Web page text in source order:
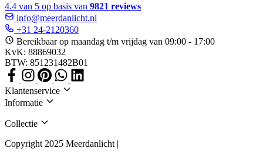
4.4 van 5 op basis van 9821 reviews
info@meerdanlicht.nl
+31 24-2120360
Bereikbaar op maandag t/m vrijdag van 09:00 - 17:00
KvK: 88869032
BTW: 851231482B01
Klantenservice
Informatie
Collectie
Copyright 2025 Meerdanlicht |